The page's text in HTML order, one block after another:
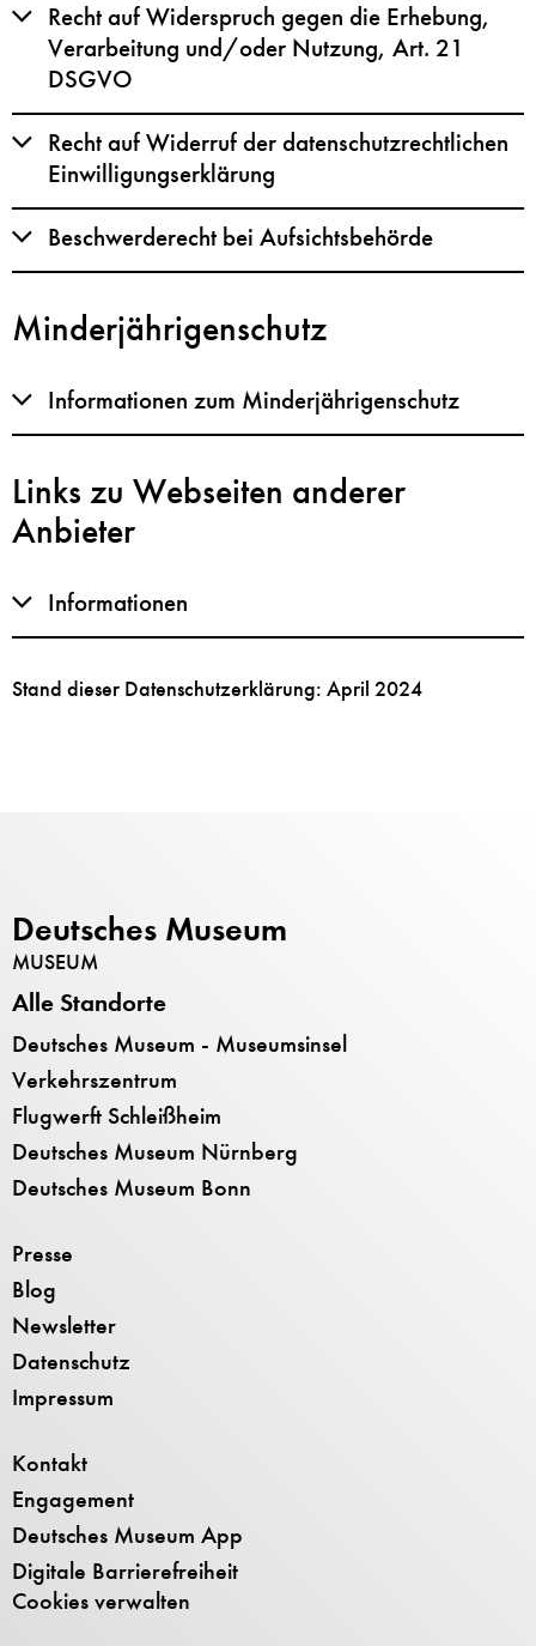
Recht auf Widerspruch gegen die Erhebung,
Verarbeitung und/oder Nutzung, Art. 21
DSGVO
Recht auf Widerruf der datenschutzrechtlichen
Einwilligungserklärung
Beschwerderecht bei Aufsichtsbehörde
Minderjährigenschutz
Informationen zum Minderjährigenschutz
Links zu Webseiten anderer
Anbieter
Informationen
Stand dieser Datenschutzerklärung: April 2024
Deutsches Museum
MUSEUM
Alle Standorte
Deutsches Museum - Museumsinsel
Verkehrszentrum
Flugwerft Schleißheim
Deutsches Museum Nürnberg
Deutsches Museum Bonn
Presse
Blog
Newsletter
Datenschutz
Impressum
Kontakt
Engagement
Deutsches Museum App
Digitale Barrierefreiheit
Cookies verwalten